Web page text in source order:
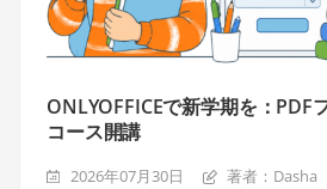
ONLYOFFICEで新学期を：PDF
コース開講
2026年07月30日 著者：Dasha